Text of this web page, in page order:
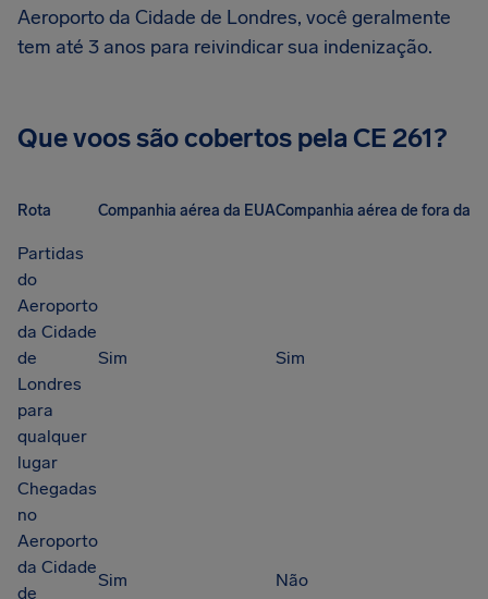
Aeroporto da Cidade de Londres, você geralmente
tem até 3 anos para reivindicar sua indenização.
Que voos são cobertos pela CE 261?
Rota Companhia aérea da EUACompanhia aérea de fora da
Partidas
do
Aeroporto
da Cidade
de
Londres
para
qualquer
lugar
Sim Sim
Chegadas
no
Aeroporto
da Cidade
de
Sim Não